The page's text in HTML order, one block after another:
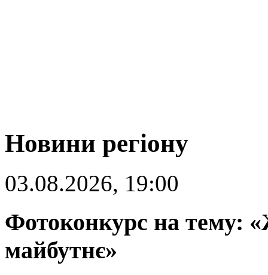
Новини регіону
03.08.2026, 19:00
Фотоконкурс на тему:
майбутнє»